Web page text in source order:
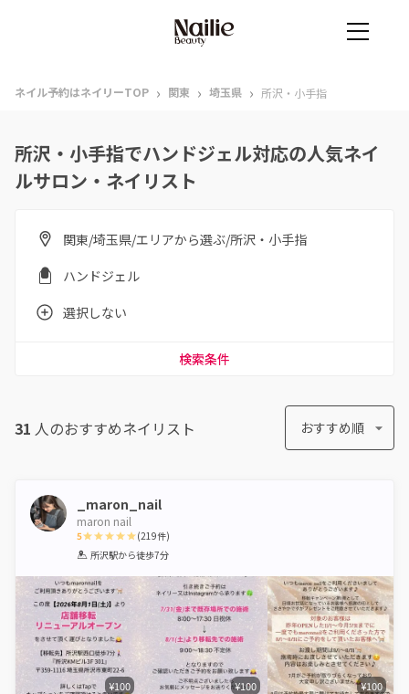
ネイル予約はネイリーTOP › 関東 › 埼玉県 › 所沢・小手指
所沢・小手指でハンドジェル対応の人気ネイ
ルサロン・ネイリスト
関東/埼玉県/エリアから選ぶ/所沢・小手指
ハンドジェル
選択しない
検索条件
31 人のおすすめネイリスト おすすめ順
_maron_nail
maron nail
5
1 2 3 4 5
(219件)
所沢駅から徒歩7分
¥100 ¥100 ¥100